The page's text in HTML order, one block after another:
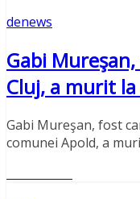
denews
Gabi
Cluj, a murit
Gabi Mureşan, fost
comunei Apold, a